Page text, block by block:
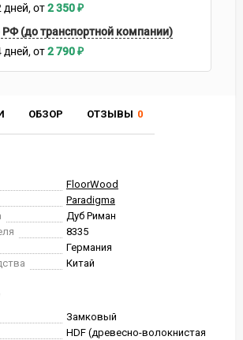
ОБЗОР ОТЗЫВЫ 0
FloorWood
Paradigma
Дуб Риман
8335
Германия
Китай
Замковый
HDF (древесно-волокнистая
дней 2 350₽
РФ (до транспортной компании)
дней 2 790₽